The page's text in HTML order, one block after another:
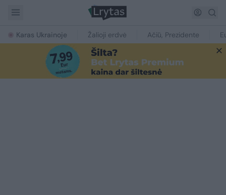
Karas Ukrainoje Žalioji erdvė Ačiū, Prezidente